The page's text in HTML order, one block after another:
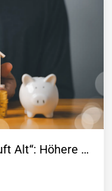
KfW-Förderung „Jung kauft Alt“: Höhere Kredite ab August 2026